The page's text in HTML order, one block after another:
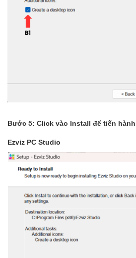
Bước 5: Click vào Install để tiến
Ezviz PC Studio